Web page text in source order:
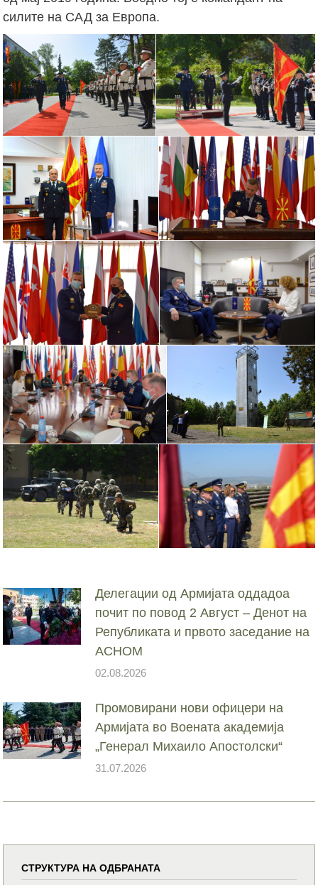
силите на САД за Европа.
Делегации од Армијата оддадоа
почит по повод 2 Август – Денот на
Републиката и првото заседание на
АСНОМ
02.08.2026
Промовирани нови офицери на
Армијата во Воената академија
„Генерал Михаило Апостолски“
31.07.2026
СТРУКТУРА НА ОДБРАНАТА